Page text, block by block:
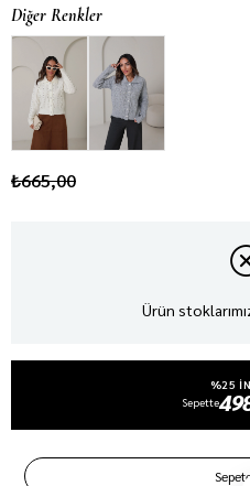
Diğer Renkler
₺665,00
Ürün
%25
Sepette